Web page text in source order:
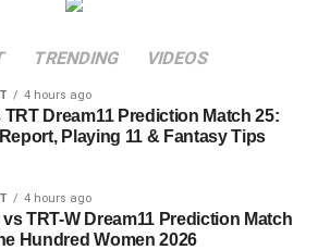
TRENDING VIDEOS
4 hours ago
TRT Dream11 Prediction Match 25:
Playing 11 & Fantasy Tips
4 hours ago
vs TRT-W Dream11 Prediction Match
Hundred Women 2026